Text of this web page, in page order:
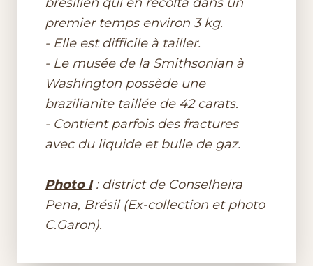
premier temps environ 3 kg.
- Elle est difficile à tailler.
- Le musée de la Smithsonian à
Washington possède une
brazilianite taillée de 42 carats.
- Contient parfois des fractures
avec du liquide et bulle de gaz.
Photo I: district de Conselheira
Pena, Brésil (Ex-collection et photo
C.Garon).